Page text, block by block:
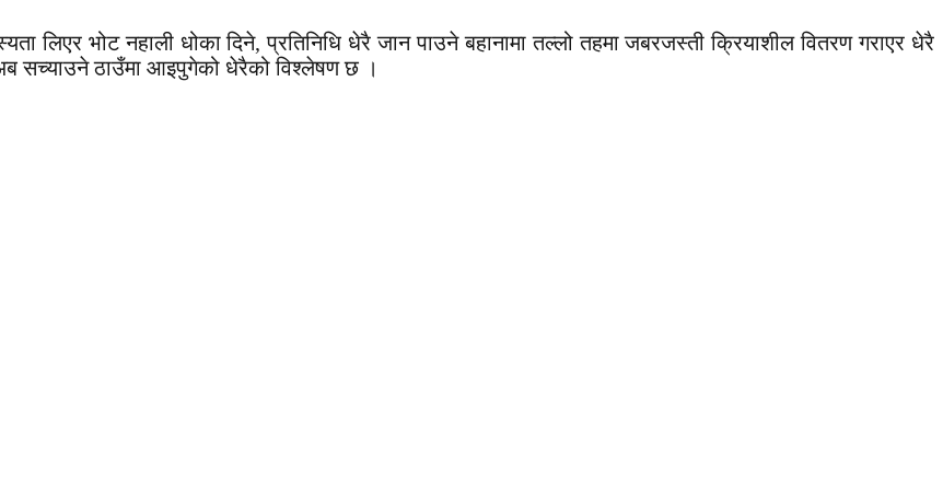
लिएर भोट नहाली धोका दिने, प्रतिनिधि धेरै जान पाउने बहानामा तल्लो तहमा जबरजस्ती क्रियाशील वितरण गराएर धेरै
सच्याउने ठाउँमा आइपुगेको धेरैको विश्लेषण छ ।